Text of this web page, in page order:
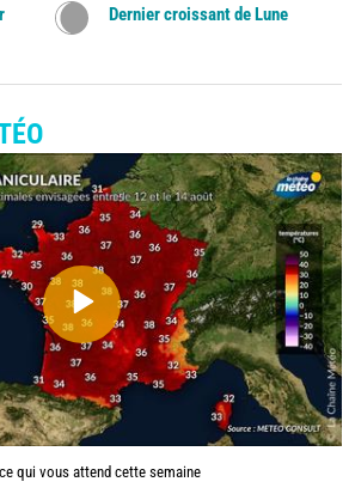
Dernier croissant de Lune
qui vous attend cette semaine